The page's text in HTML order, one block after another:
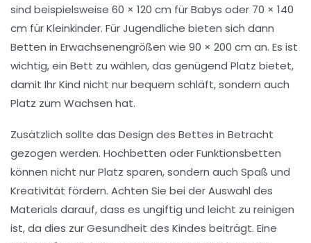
sind beispielsweise 60 × 120 cm für Babys oder 70 × 140
cm für Kleinkinder. Für Jugendliche bieten sich dann
Betten in Erwachsenengrößen wie 90 × 200 cm an. Es ist
wichtig, ein Bett zu wählen, das genügend Platz bietet,
damit Ihr Kind nicht nur bequem schläft, sondern auch
Platz zum Wachsen hat.
Zusätzlich sollte das Design des Bettes in Betracht
gezogen werden. Hochbetten oder Funktionsbetten
können nicht nur Platz sparen, sondern auch Spaß und
Kreativität fördern. Achten Sie bei der Auswahl des
Materials darauf, dass es ungiftig und leicht zu reinigen
ist, da dies zurGesundheit des Kindes beiträgt. Eine